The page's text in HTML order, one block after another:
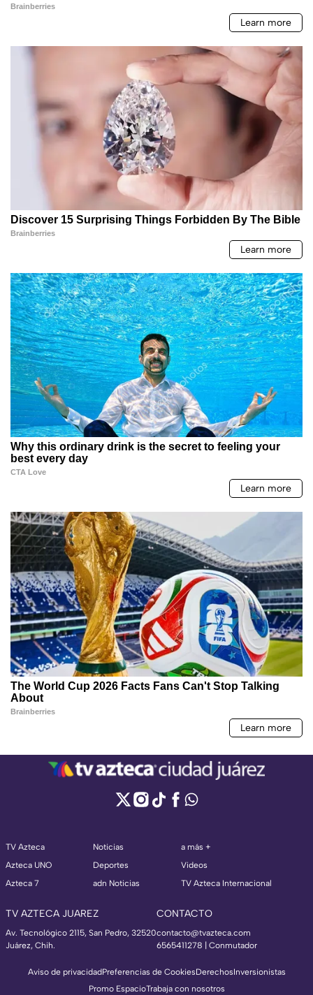
TV Azteca
Azteca UNO
Azteca 7
Noticias
Deportes
adn Noticias
a más +
Videos
TV Azteca Internacional
TV AZTECA JUAREZ
Av. Tecnológico 2115, San Pedro, 32520
Juárez, Chih.
CONTACTO
contacto@tvazteca.com
6565411278 | Conmutador
Aviso de privacidadPreferencias de CookiesDerechosInversionistas
Promo EspacioTrabaja con nosotros